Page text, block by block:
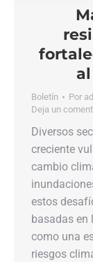
Boletín Por
Deja un
Diversos
creciente
cambio
estos
basadas en
como una
riesgos